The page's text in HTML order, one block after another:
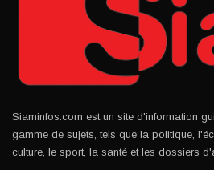
Siaminfos.com est un site d'information
gamme de sujets, tels que la politique,
culture, le sport, la santé et les dossiers